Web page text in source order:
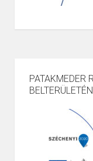
PATAKMEDER
BELTERÜLETÉN